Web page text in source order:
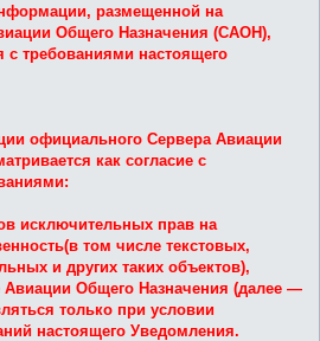
размещенной на
Общего Назначения (САОН),
с требованиями настоящего
официального Сервера Авиации
как согласие с
исключительных прав на
том числе текстовых,
и других таких объектов),
Общего Назначения (далее —
только при условии
настоящего Уведомления.